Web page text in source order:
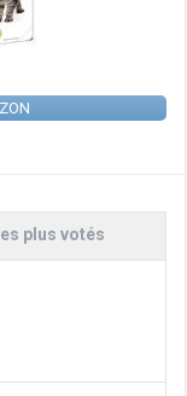
plus votés